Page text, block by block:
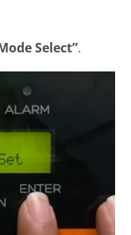
Select”.